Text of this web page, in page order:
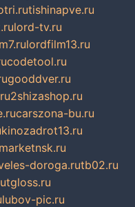
tishinapve.ru
lord-tv.ru
lordfilm13.ru
codetool.ru
gooddver.ru
2shizashop.ru
carszona-bu.ru
kinozadrot13.ru
doroga.rutb02.ru
lubov-pic.ru